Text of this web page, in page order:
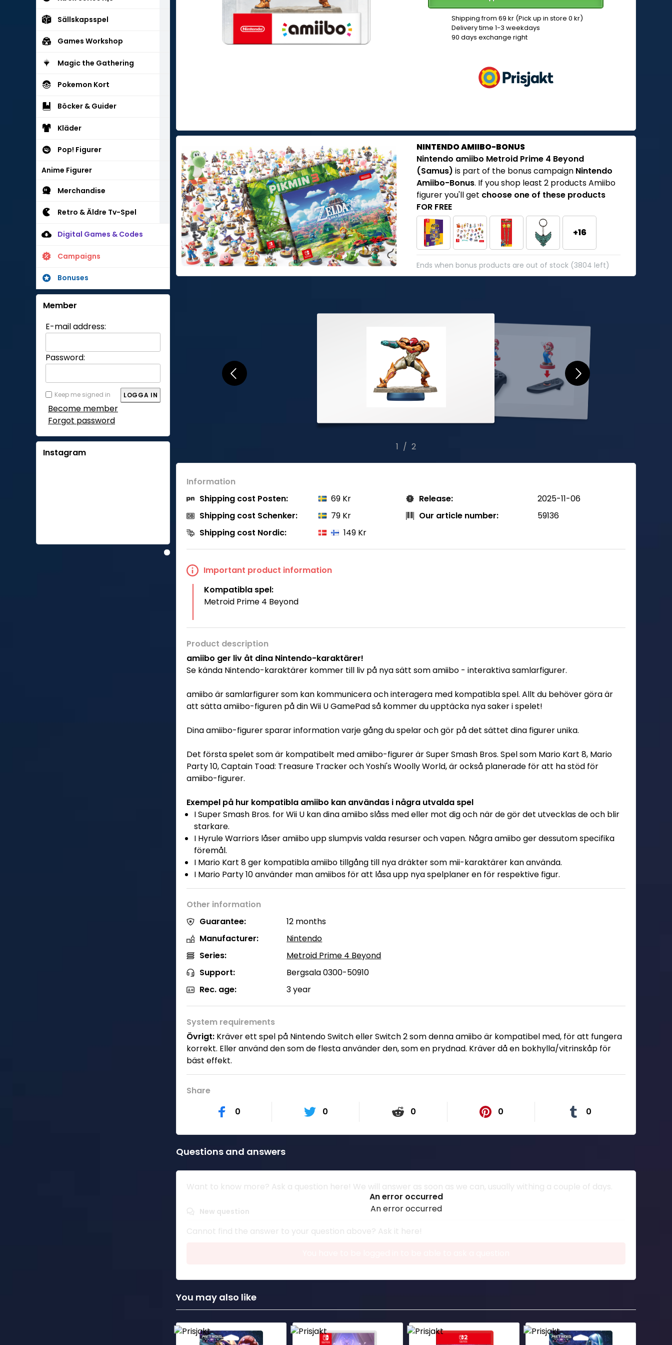
Sällskapsspel
Games Workshop
Magic the Gathering
Pokemon Kort
Böcker & Guider
Kläder
Pop! Figurer
Anime Figurer
Merchandise
Retro & Äldre Tv-Spel
Digital Games & Codes
Campaigns
Bonuses
Member
E-mail address:
Password:
Keep me signed in
Become member
Forgot password
Instagram
Shipping from 69 kr (Pick up in store 0 kr)
Delivery time 1-3 weekdays
90 days exchange right
NINTENDO AMIIBO-BONUS
Nintendo amiibo Metroid Prime 4 Beyond
(Samus) is part of the bonus campaign Nintendo
Amiibo-Bonus. If you shop least 2 products Amiibo
figurer you'll get choose one of these products
FOR FREE
+16
Ends when bonus products are out of stock (3804 left)
2 / 2
Information
Shipping cost Posten:
69 Kr
Shipping cost Schenker:
79 Kr
Shipping cost Nordic:
149 Kr
Release:
2025-11-06
Our article number:
59136
Important product information
Kompatibla spel:
Metroid Prime 4 Beyond
Product description
amiibo ger liv åt dina Nintendo-karaktärer!
Se kända Nintendo-karaktärer kommer till liv på nya sätt som amiibo - interaktiva samlarfigurer.
amiibo är samlarfigurer som kan kommunicera och interagera med kompatibla spel. Allt du behöver göra är
att sätta amiibo-figuren på din Wii U GamePad så kommer du upptäcka nya saker i spelet!
Dina amiibo-figurer sparar information varje gång du spelar och gör på det sättet dina figurer unika.
Det första spelet som är kompatibelt med amiibo-figurer är Super Smash Bros. Spel som Mario Kart 8, Mario
Party 10, Captain Toad: Treasure Tracker och Yoshi's Woolly World, är också planerade för att ha stöd för
amiibo-figurer.
Exempel på hur kompatibla amiibo kan användas i några utvalda spel
I Super Smash Bros. for Wii U kan dina amiibo slåss med eller mot dig och när de gör det utvecklas de och blir
starkare.
I Hyrule Warriors låser amiibo upp slumpvis valda resurser och vapen. Några amiibo ger dessutom specifika
föremål.
I Mario Kart 8 ger kompatibla amiibo tillgång till nya dräkter som mii-karaktärer kan använda.
I Mario Party 10 använder man amiibos för att låsa upp nya spelplaner en för respektive figur.
Other information
Guarantee:
12 months
Manufacturer:
Nintendo
Series:
Metroid Prime 4 Beyond
Support:
Bergsala 0300-50910
Rec. age:
3 year
System requirements
Övrigt: Kräver ett spel på Nintendo Switch eller Switch 2 som denna amiibo är kompatibel med, för att fungera
korrekt. Eller använd den som de flesta använder den, som en prydnad. Kräver då en bokhylla/vitrinskåp för
bäst effekt.
Share
0
0 0 0 0
Questions and answers
An error occurred
An error occurred
Want to know more? Ask a question here! We will answer as soon as we can, usually withing a couple of days.
New question
Cannot find the answer to your question above? Ask it here!
You may also like